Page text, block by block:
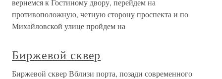
вернемся к Гостиному двору, перейдем на
противоположную, четную сторону проспекта и по
Михайловской улице пройдем на
Биржевой сквер
Биржевой сквер Вблизи порта, позади современного